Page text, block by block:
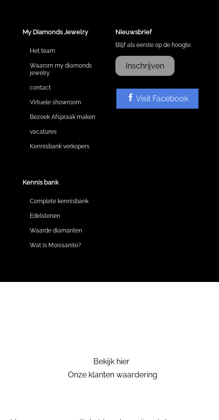
My Diamonds Jewelry
Het team
Waarom my diamonds
jewelry
contact
Virtuele showroom
Bezoek Afspraak maken
vacatures
Kennisbank verkopers
Kennis bank
Complete kennisbank
Edelstenen
Waarde diamanten
Wat is Moissanite?
Nieuwsbrief
Blijf als eerste op de hoogte.
Inschrijven
Visit Facebook
Bekijk hier
Onze klanten waardering